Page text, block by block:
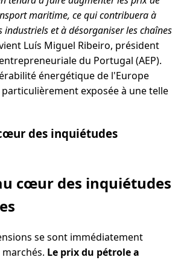
maritime, ce qui contribuera à
industriels et à désorganiser les chaînes
Luís Miguel Ribeiro, président
du Portugal (AEP).
énergétique de l'Europe
exposée à une telle
des inquiétudes
cœur des inquiétudes
se sont immédiatement
Le prix du pétrole a